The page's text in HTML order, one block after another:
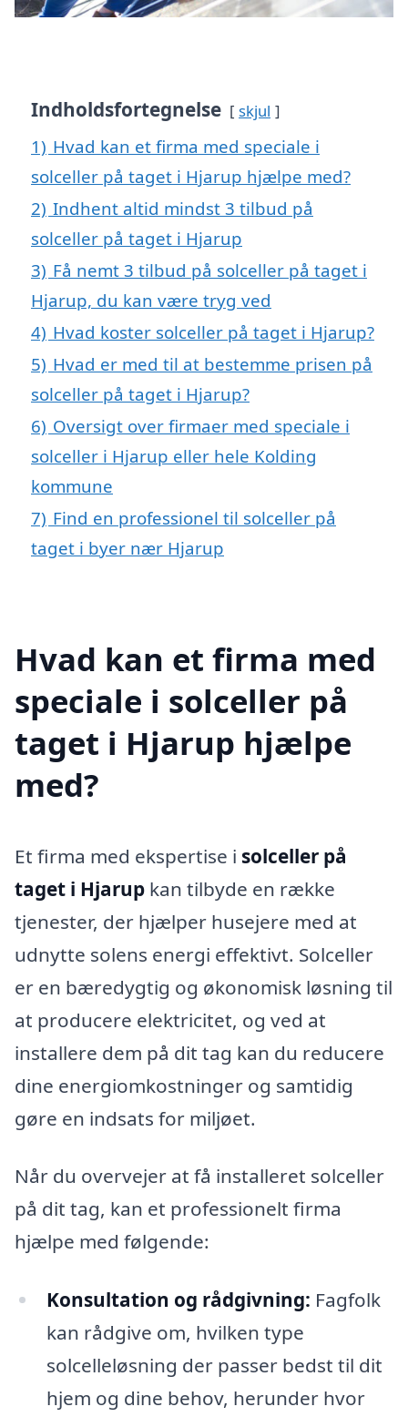
Indholdsfortegnelse skjul
1) Hvad kan et firma med speciale i
solceller på taget i Hjarup hjælpe med?
2) Indhent altid mindst 3 tilbud på
solceller på taget i Hjarup
3) Få nemt 3 tilbud på solceller på taget i
Hjarup, du kan være tryg ved
4) Hvad koster solceller på taget i Hjarup?
5) Hvad er med til at bestemme prisen på
solceller på taget i Hjarup?
6) Oversigt over firmaer med speciale i
solceller i Hjarup eller hele Kolding
kommune
7) Find en professionel til solceller på
taget i byer nær Hjarup
Hvad kan et firma med
speciale i solceller på
taget i Hjarup hjælpe
med?
Et firma med ekspertise i solceller på
taget i Hjarup kan tilbyde en række
tjenester, der hjælper husejere med at
udnytte solens energi effektivt. Solceller
er en bæredygtig og økonomisk løsning til
at producere elektricitet, og ved at
installere dem på dit tag kan du reducere
dine energiomkostninger og samtidig
gøre en indsats for miljøet.
Når du overvejer at få installeret solceller
på dit tag, kan et professionelt firma
hjælpe med følgende:
Konsultation og rådgivning: Fagfolk
kan rådgive om, hvilken type
solcelleløsning der passer bedst til dit
hjem og dine behov, herunder hvor